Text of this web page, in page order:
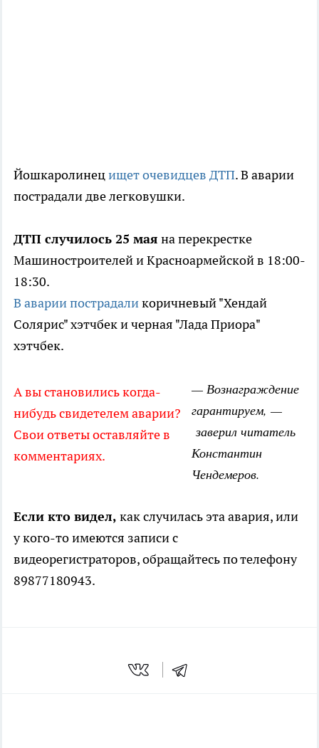
Йошкаролинецищет очевидцев ДТП. В аварии
пострадали две легковушки.
ДТП случилось 25 мая на перекрестке
Машиностроителей и Красноармейской в 18:00-
18:30.
В аварии пострадаликоричневый "Хендай
Солярис" хэтчбек и черная "Лада Приора"
хэтчбек.
А вы становились когда-
нибудь свидетелем аварии?
Свои ответы оставляйте в
комментариях.
— Вознаграждение
гарантируем, —
заверил читатель
Константин
Чендемеров.
Если кто видел, как случилась эта авария, или
у кого-то имеются записи с
видеорегистраторов, обращайтесь по телефону
89877180943.